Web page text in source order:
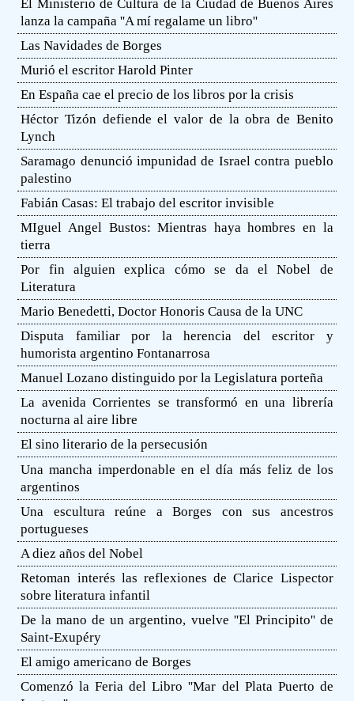
El Ministerio de Cultura de la Ciudad de Buenos Aires
lanza la campaña ''A mí regalame un libro''
Las Navidades de Borges
Murió el escritor Harold Pinter
En España cae el precio de los libros por la crisis
Héctor Tizón defiende el valor de la obra de Benito
Lynch
Saramago denunció impunidad de Israel contra pueblo
palestino
Fabián Casas: El trabajo del escritor invisible
MIguel Angel Bustos: Mientras haya hombres en la
tierra
Por fin alguien explica cómo se da el Nobel de
Literatura
Mario Benedetti, Doctor Honoris Causa de la UNC
Disputa familiar por la herencia del escritor y
humorista argentino Fontanarrosa
Manuel Lozano distinguido por la Legislatura porteña
La avenida Corrientes se transformó en una librería
nocturna al aire libre
El sino literario de la persecusión
Una mancha imperdonable en el día más feliz de los
argentinos
Una escultura reúne a Borges con sus ancestros
portugueses
A diez años del Nobel
Retoman interés las reflexiones de Clarice Lispector
sobre literatura infantil
De la mano de un argentino, vuelve ''El Principito'' de
Saint-Exupéry
El amigo americano de Borges
Comenzó la Feria del Libro ''Mar del Plata Puerto de